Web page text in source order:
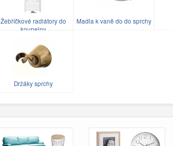
Žebříčkové radiátory do
koupelny
Madla k vaně do do sprchy
Držáky sprchy